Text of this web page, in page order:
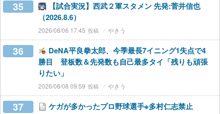
35
【試合実況】西武２軍スタメン 先発:菅井信也
（2026.8.6）
2026/08/06 17:45 やきう
36
DeNA平良拳太郎、今季最長7イニング1失点で4
勝目 登板数＆先発数も自己最多タイ「残りも頑張
りたい」
2026/08/08 09:59 やきう
37 ケガが多かったプロ野球選手※多村仁志禁止